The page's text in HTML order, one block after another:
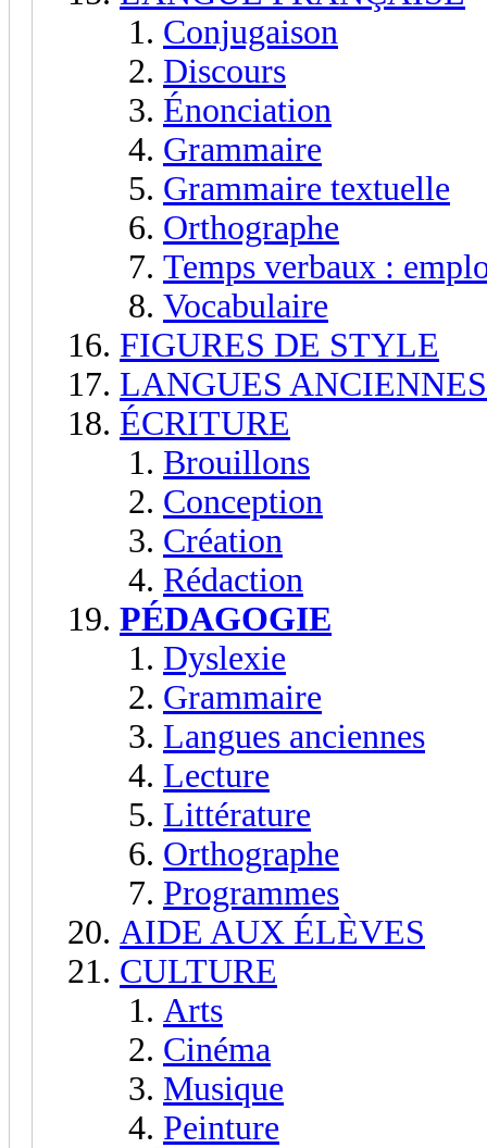
Conjugaison
Discours
Énonciation
Grammaire
Grammaire textuelle
Orthographe
Temps verbaux :
Vocabulaire
FIGURES DE STYLE
LANGUES ANCIENNES
ÉCRITURE
Brouillons
Conception
Création
Rédaction
PÉDAGOGIE
Dyslexie
Grammaire
Langues anciennes
Lecture
Littérature
Orthographe
Programmes
AIDE AUX ÉLÈVES
CULTURE
Arts
Cinéma
Musique
Peinture